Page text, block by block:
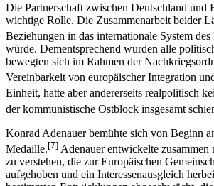
Die Partnerschaft zwischen Deutschland
wichtige Rolle. Die Zusammenarbeit beider
Beziehungen in das internationale System
würde. Dementsprechend wurden alle
bewegten sich im Rahmen der
Vereinbarkeit von europäischer Integration
Einheit, hatte aber andererseits realpolitisch
der kommunistische Ostblock insgesamt
Konrad Adenauer bemühte sich von Beginn
Medaille.[7] Adenauer entwickelte
zu verstehen, die zur Europäischen
aufgehoben und ein Interessenausgleich